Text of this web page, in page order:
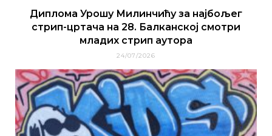
Диплома Урошу Милинчићу за најбољег
стрип-цртача на 28. Балканској смотри
младих стрип аутора
24/07/2026